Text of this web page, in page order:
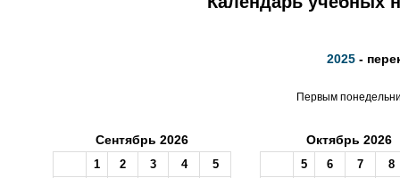
2025-
Первым
Сентябрь 2026
1 2 3 4
5
Октябрь 2026
5 6 7
8